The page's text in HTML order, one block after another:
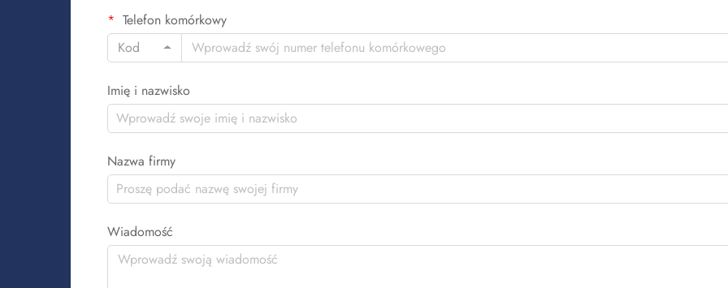
Telefon komórkowy
Kod
Imię i nazwisko
Nazwa firmy
Wiadomość